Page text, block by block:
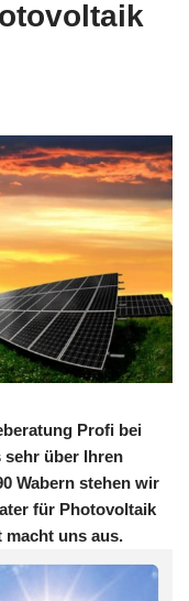
Profi bei
über Ihren
Wabern stehen wir
für Photovoltaik
macht uns aus.